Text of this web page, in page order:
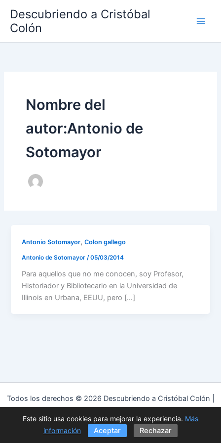
contenido
Descubriendo a Cristóbal
Colón
Nombre del
autor:Antonio de
Sotomayor
Antonio Sotomayor,Colon gallego
Antonio de Sotomayor /05/03/2014
Para aquellos que no me conocen, soy Profesor,
Historiador y Bibliotecario en la Universidad de
Illinois en Urbana, EEUU, pero […]
Todos los derechos © 2026 Descubriendo a Cristóbal Colón |
Política de privacidad|Política de cookies|Aviso Legal
Este sitio usa cookies para mejorar la experiencia. Más
información
Aceptar Rechazar